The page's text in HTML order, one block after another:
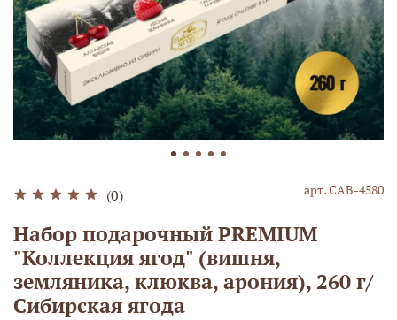
(0) арт.САВ-4580
Набор подарочный PREMIUM
"Коллекция ягод" (вишня,
земляника, клюква, арония), 260 г/
Сибирская ягода